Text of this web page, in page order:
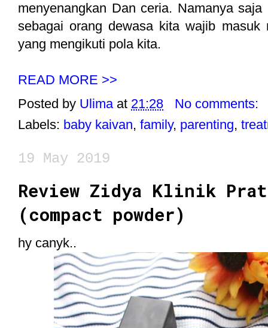
menyenangkan Dan ceria. Namanya
sebagai orang dewasa kita wajib
yang mengikuti pola kita.
READ MORE >>
Posted by Ulima at 21:28
No comments:
Labels: baby kaivan, family, parenting,
19 May 2019
Review Zidya Klinik
(compact powder)
hy canyk..